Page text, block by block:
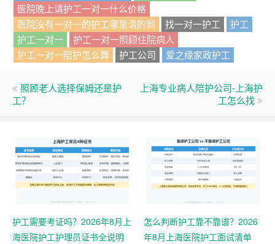
医院晚上请护工一对一什么价格
医院没有一对一的护工哪里请的到
找一对一护工
护工
护工一对一
护工一对一照顾住院病人
护工一对一陪护怎么算
护工公司 爱之缘家政护工
照顾老人选择保姆还是护
工？
上海专业病人陪护公司-上海护
工怎么找
护工需要考证吗？2026年8月上
海医院护工护理员证书全说明
怎么判断护工靠不靠谱？2026
年8月上海医院护工面试清单